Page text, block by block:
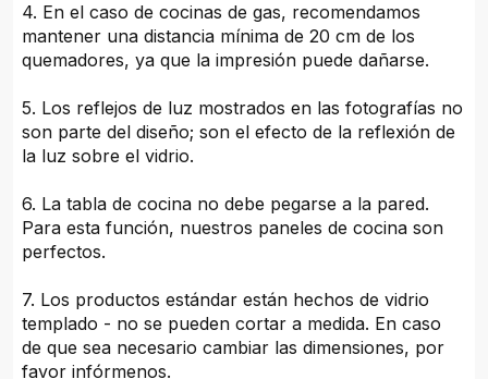
4. En el caso de cocinas de gas, recomendamos
mantener una distancia mínima de 20 cm de los
quemadores, ya que la impresión puede dañarse.
5. Los reflejos de luz mostrados en las fotografías no
son parte del diseño; son el efecto de la reflexión de
la luz sobre el vidrio.
6. La tabla de cocina no debe pegarse a la pared.
Para esta función, nuestros paneles de cocina son
perfectos.
7. Los productos estándar están hechos de vidrio
templado - no se pueden cortar a medida. En caso
de que sea necesario cambiar las dimensiones, por
favor infórmenos.